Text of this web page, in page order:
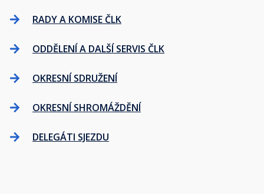
RADY A KOMISE ČLK
ODDĚLENÍ A DALŠÍ SERVIS ČLK
OKRESNÍ SDRUŽENÍ
OKRESNÍ SHROMÁŽDĚNÍ
DELEGÁTI SJEZDU